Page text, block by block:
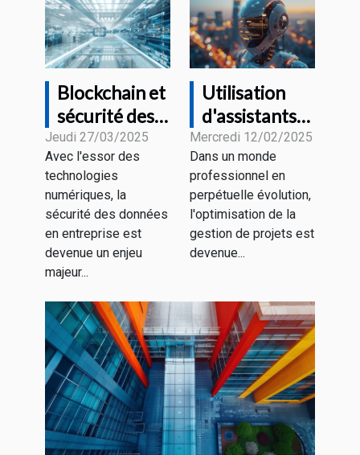
Blockchain et
sécurité des
données en
entreprise
comprendre
les avantages
et les défis en
2023
Jeudi 27/03/2025
Avec l'essor des
technologies
numériques, la
sécurité des données
en entreprise est
devenue un enjeu
majeur...
Utilisation
d'assistants
virtuels dans
la gestion de
projets pour
une
productivité
accrue
Mercredi 12/02/2025
Dans un monde
professionnel en
perpétuelle évolution,
l'optimisation de la
gestion de projets est
devenue...